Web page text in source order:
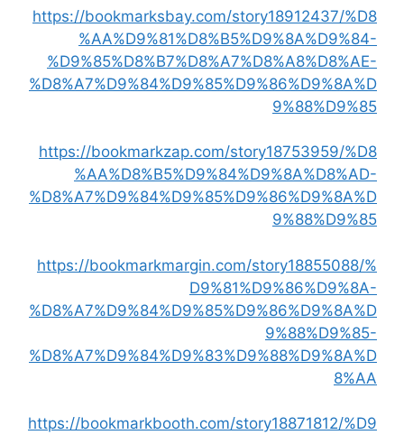
https://bookmarksbay.com/story18912437/%D8
%AA%D9%81%D8%B5%D9%8A%D9%84-
%D9%85%D8%B7%D8%A7%D8%A8%D8%AE-
%D8%A7%D9%84%D9%85%D9%86%D9%8A%D
9%88%D9%85
https://bookmarkzap.com/story18753959/%D8
%AA%D8%B5%D9%84%D9%8A%D8%AD-
%D8%A7%D9%84%D9%85%D9%86%D9%8A%D
9%88%D9%85
https://bookmarkmargin.com/story18855088/%
D9%81%D9%86%D9%8A-
%D8%A7%D9%84%D9%85%D9%86%D9%8A%D
9%88%D9%85-
%D8%A7%D9%84%D9%83%D9%88%D9%8A%D
8%AA
https://bookmarkbooth.com/story18871812/%D9